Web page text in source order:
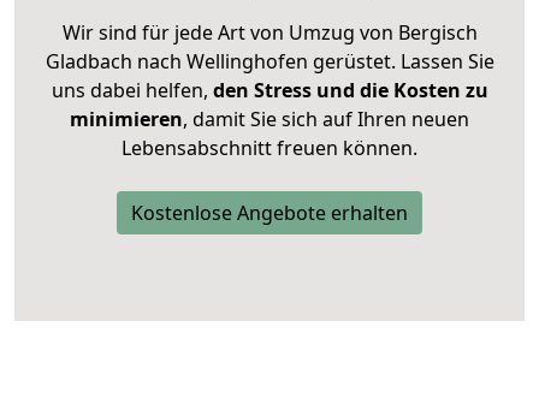
Wir sind für jede Art von Umzug von Bergisch
Gladbach nach Wellinghofen gerüstet. Lassen Sie
uns dabei helfen, den Stress und die Kosten zu
minimieren, damit Sie sich auf Ihren neuen
Lebensabschnitt freuen können.
Kostenlose Angebote erhalten